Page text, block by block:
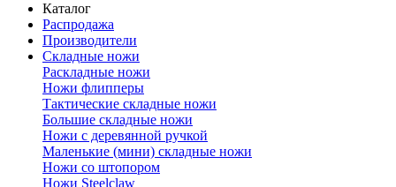
Каталог
Распродажа
Производители
Складные ножи
Раскладные ножи
Ножи флипперы
Тактические складные ножи
Большие складные ножи
Ножи с деревянной ручкой
Маленькие (мини) складные ножи
Ножи со штопором
Ножи Steelclaw